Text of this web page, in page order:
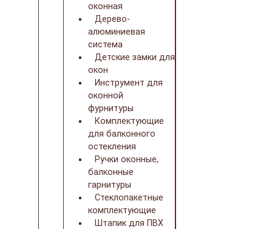
оконная
Дерево-
алюминиевая
система
Детские замки для
окон
Инструмент для
оконной
фурнитуры
Комплектующие
для балконного
остекления
Ручки оконные,
балконные
гарнитуры
Стеклопакетные
комплектующие
Штапик для ПВХ